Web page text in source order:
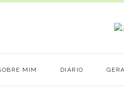
MIM DIÁRIO